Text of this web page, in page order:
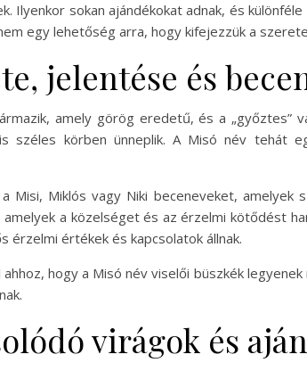
Ilyenkor sokan ajándékokat adnak, és
egy lehetőség arra, hogy kifejezzük a
jelentése és
amely görög eredetű, és a „győztes”
széles körben ünneplik. A Misó név tehát
Misi, Miklós vagy Niki beceneveket,
a közelséget és az érzelmi kötődést
értékek és kapcsolatok állnak.
hogy a Misó név viselői büszkék
virágok és